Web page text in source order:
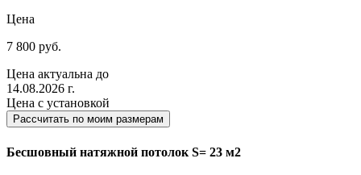
Цена
7 800 руб.
Цена актуальна до
14.08.2026 г.
Цена с установкой
Рассчитать по моим размерам
Бесшовный натяжной потолок S= 23 м2